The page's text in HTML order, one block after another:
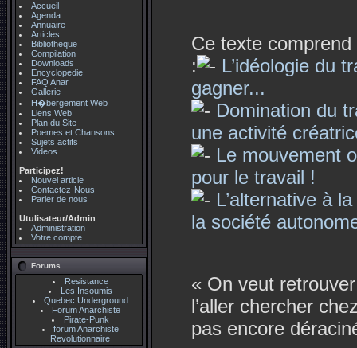
Accueil
Agenda
Annuaire
Articles
Bibliotheque
Compilation
Downloads
Encyclopedie
FAQ Anar
Gallerie
H�bergement Web
Liens Web
Plan du Site
Poemes et Chansons
Sujets actifs
Videos
Participez!
Nouvel article
Contactez-Nous
Parler de nous
Utulisateur/Admin
Administration
Votre compte
Forums
Resistance
Les Insoumis
Quebec Underground
Forum Anarchiste
Pirate-Punk
forum Anarchiste
Revolutionnaire
Ce texte
:
L’idéologie du
gagner...
Domination du
une activité
Le mouvement
pour le travail !
L’alternative à
la société
« On veut
l’aller chercher
pas encore